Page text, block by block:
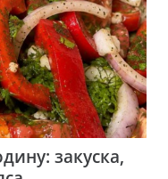
закуска,